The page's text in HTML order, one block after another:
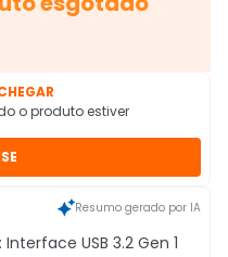
o produto estiver
Resumo gerado por IA
: Interface USB 3.2 Gen 1